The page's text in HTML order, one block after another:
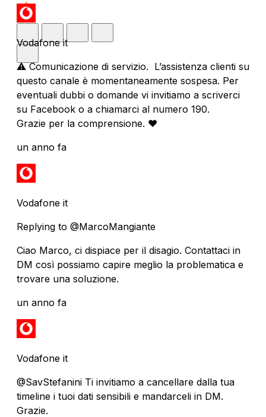
Vodafone it
⚠️ Comunicazione di servizio. L’assistenza clienti su
questo canale è momentaneamente sospesa. Per
eventuali dubbi o domande vi invitiamo a scriverci
su Facebook o a chiamarci al numero 190.
Grazie per la comprensione. ❤️
un anno fa
Vodafone it
Replying to @MarcoMangiante
Ciao Marco, ci dispiace per il disagio. Contattaci in
DM così possiamo capire meglio la problematica e
trovare una soluzione.
un anno fa
Vodafone it
@SavStefanini Ti invitiamo a cancellare dalla tua
timeline i tuoi dati sensibili e mandarceli in DM.
Grazie.